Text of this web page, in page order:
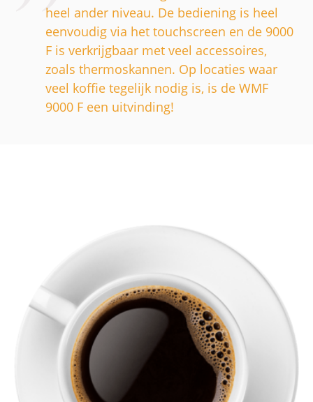
heel ander niveau. De bediening is heel
eenvoudig via het touchscreen en de 9000
F is verkrijgbaar met veel accessoires,
zoals thermoskannen. Op locaties waar
veel koffie tegelijk nodig is, is de WMF
9000 F een uitvinding!